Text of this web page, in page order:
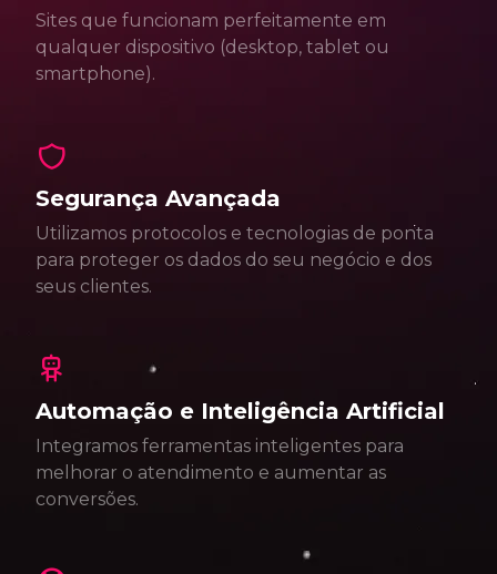
Sites que funcionam perfeitamente em
qualquer dispositivo (desktop, tablet ou
smartphone).
Segurança Avançada
Utilizamos protocolos e tecnologias de ponta
para proteger os dados do seu negócio e dos
seus clientes.
Automação e Inteligência Artificial
Integramos ferramentas inteligentes para
melhorar o atendimento e aumentar as
conversões.